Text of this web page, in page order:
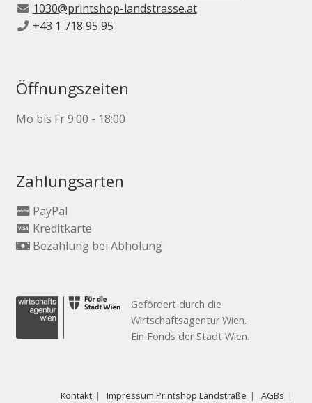
1030@printshop-landstrasse.at
+43 1 718 95 95
Öffnungszeiten
Mo bis Fr 9:00 - 18:00
Zahlungsarten
PayPal
Kreditkarte
Bezahlung bei Abholung
Gefördert durch die
Wirtschaftsagentur Wien.
Ein Fonds der Stadt Wien.
Kontakt Impressum Printshop Landstraße AGBs